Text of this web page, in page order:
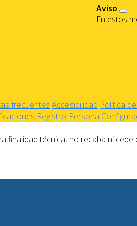
Aviso
En estos
frecuentes Accesibilidad Política
Registro Persona
finalidad técnica, no recaba ni